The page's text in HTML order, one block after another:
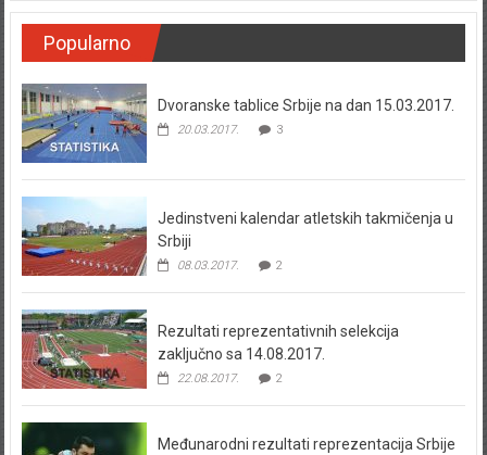
Popularno
Dvoranske tablice Srbije na dan 15.03.2017.
20.03.2017. 3
Jedinstveni kalendar atletskih takmičenja u
Srbiji
08.03.2017. 2
Rezultati reprezentativnih selekcija
zaključno sa 14.08.2017.
22.08.2017. 2
Međunarodni rezultati reprezentacija Srbije